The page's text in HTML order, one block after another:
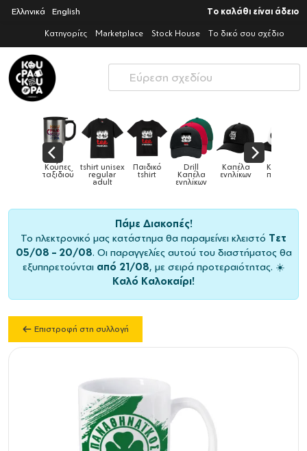
Ελληνικά English Το καλάθι είναι άδειο
Κατηγορίες Marketplace Stock House Το δικό σου σχέδιο
Drill
Καπέλα
Καπέλα
ενηλίκων
Καπέλα
παιδικά Κούπες Κούπες
ειδικές
Πάμε Διακοπές!
Το ηλεκτρονικό μας κατάστημα θα παραμείνει κλειστό Τετ
05/08 – 20/08. Οι παραγγελίες αυτού του διαστήματος θα
εξυπηρετούνται από 21/08, με σειρά προτεραιότητας. ☀️
Καλό Καλοκαίρι!
Επιστροφή στη συλλογή